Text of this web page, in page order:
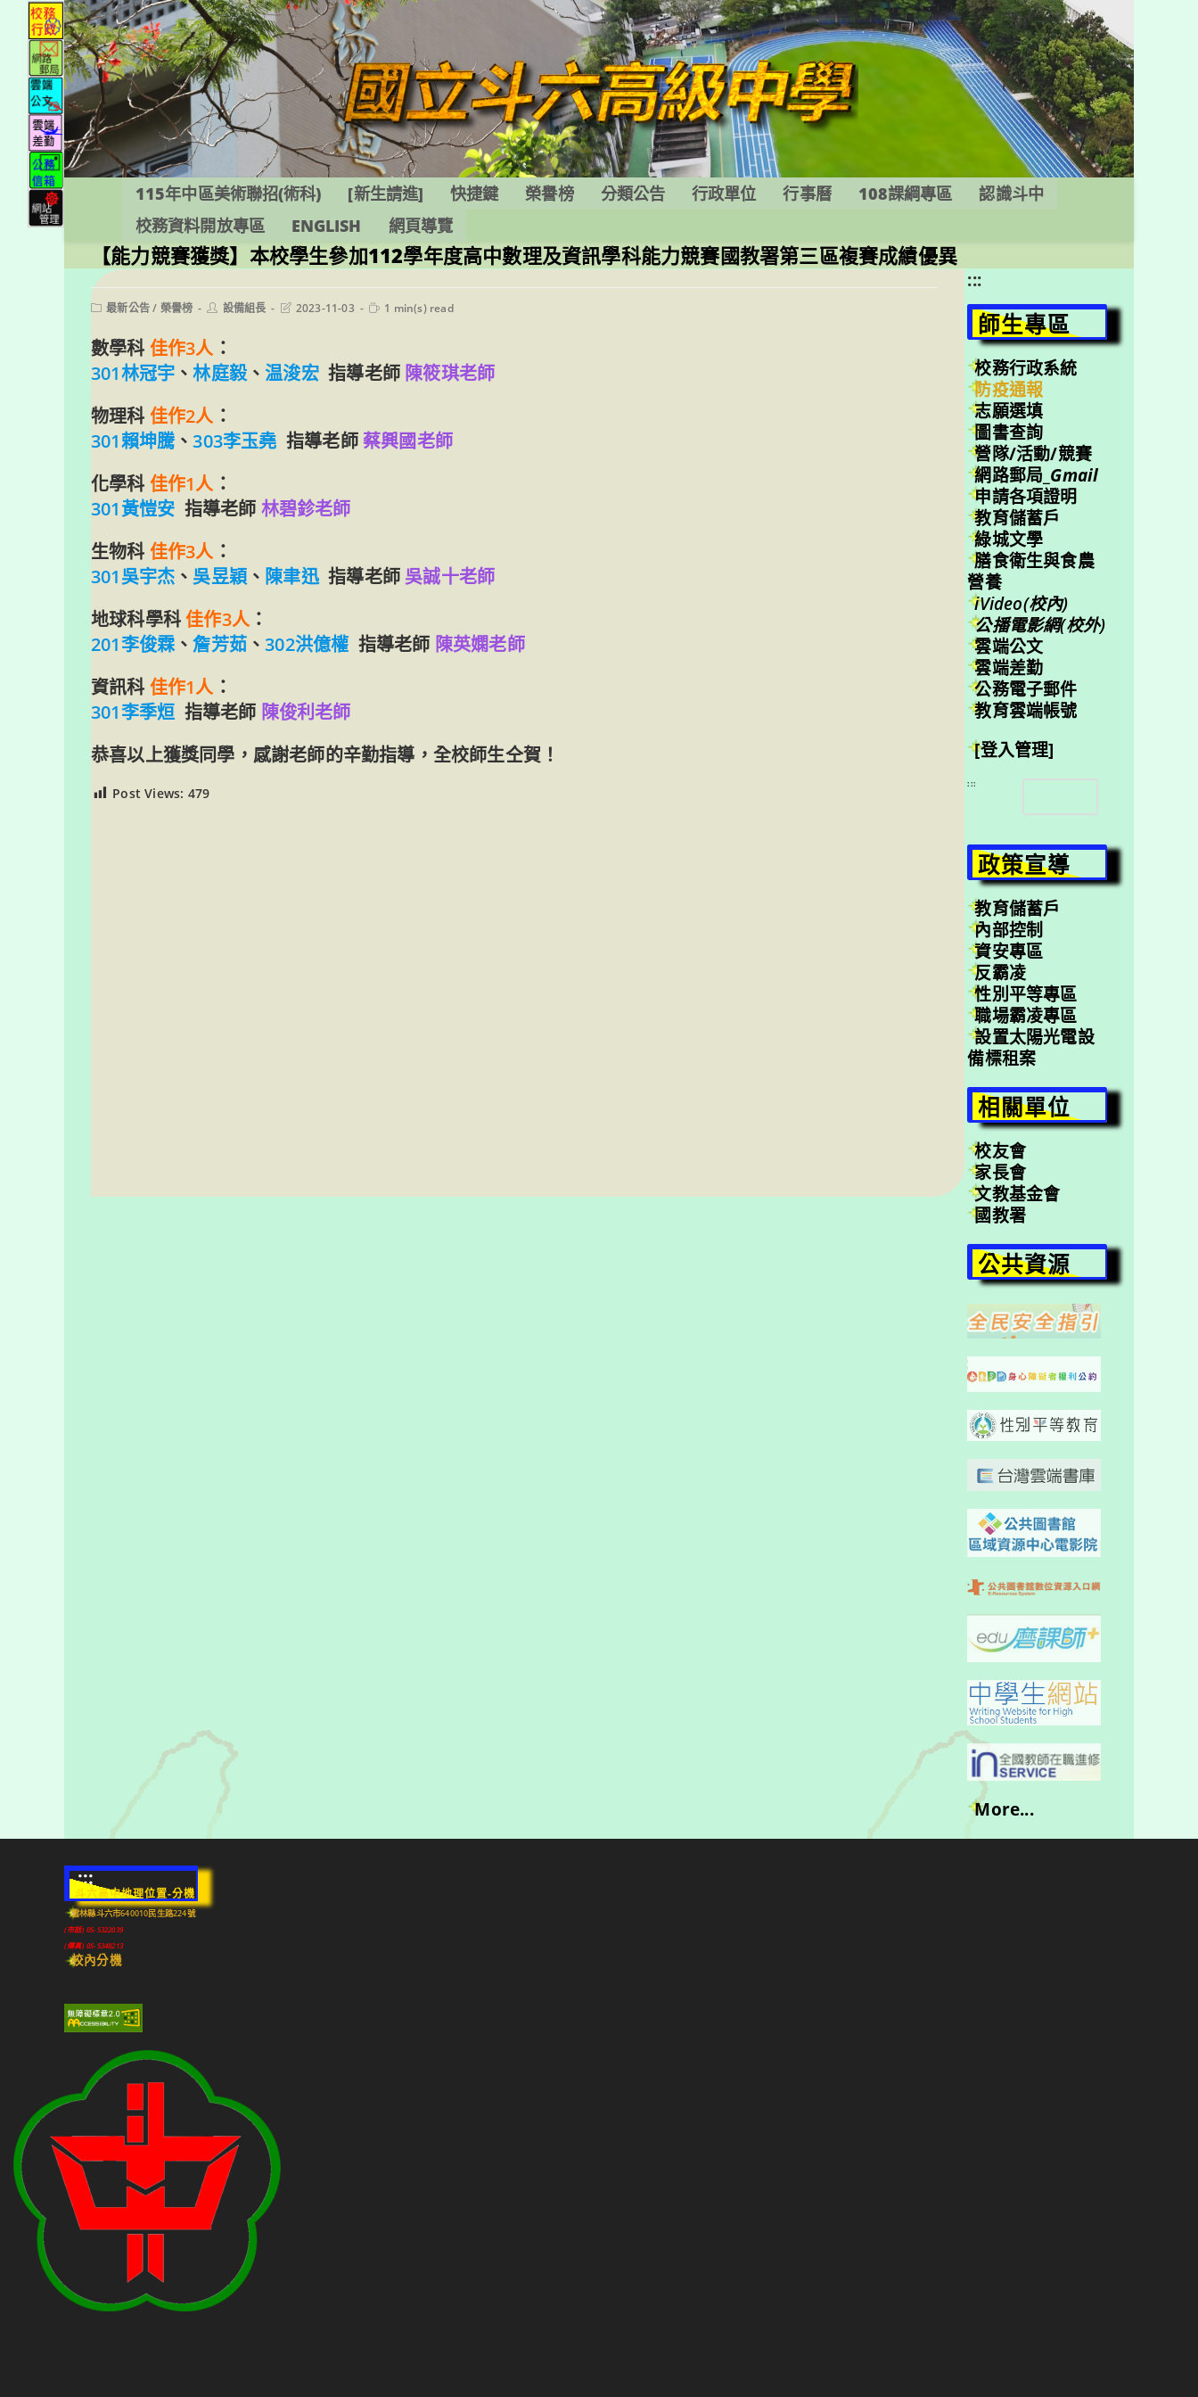
115年中區美術聯招(術科) [新生請進] 快捷鍵 榮譽榜 分類公告 行政單位 行事曆 108課綱專區
認識斗中
校務資料開放專區
ENGLISH 網頁導覽
【能力競賽獲獎】本校學生參加112學年度高中數理及資訊學科能力競賽國教署第三區複賽成績優異
Post最新公告/ 榮譽榜
Post設備組長
Post2023-11-03
Reading
1 min(s) read
數學科 佳作3人：
301林冠宇 、林庭毅、温浚宏指導老師 陳筱琪老師
物理科 佳作2人：
301賴坤騰、303李玉堯 指導老師蔡興國老師
化學科 佳作1人：
301黃愷安 指導老師 林碧鉁老師
生物科 佳作3人：
301吳宇杰 、吳昱穎 、 陳聿迅指導老師吳誠十老師
地球科學科佳作3人：
201李俊霖、詹芳茹 、302洪億權 指導老師 陳英嫻老師
資訊科 佳作1人：
301李季烜 指導老師 陳俊利老師
恭喜以上獲獎同學，感謝老師的辛勤指導，全校師生仝賀！
Post Views: 479
:::
師生專區
校務行政系統
防疫通報
志願選填
圖書查詢
營隊/活動/競賽
網路郵局_ Gmail
申請各項證明
教育儲蓄戶
綠城文學
膳食衛生與食農
營養
iVideo(校內)
公播電影網(校外)
雲端公文
雲端差勤
公務電子郵件
教育雲端帳號
[登入管理]
:::
搜
尋
政策宣導
教育儲蓄戶
內部控制
資安專區
反霸凌
性別平等專區
職場霸凌專區
設置太陽光電設
備標租案
相關單位
校友會
家長會
文教基金會
國教署
公共資源
More...
:::
斗六高中地理位置-分機
雲林縣斗六市640010民生路224號
(市話) 05-5322039
(傳真) 05-5348213
校內分機